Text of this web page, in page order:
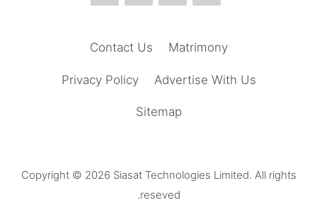
Matrimony
Contact Us
Advertise With Us
Privacy Policy
Sitemap
Copyright © 2026 Siasat Technologies Limited. All rights
reseved.